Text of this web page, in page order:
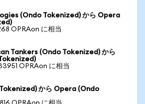
(Ondo Tokenized) から Opera
OPRAon に相当
Tankers (Ondo Tokenized) から
OPRAon に相当
から Opera (Ondo